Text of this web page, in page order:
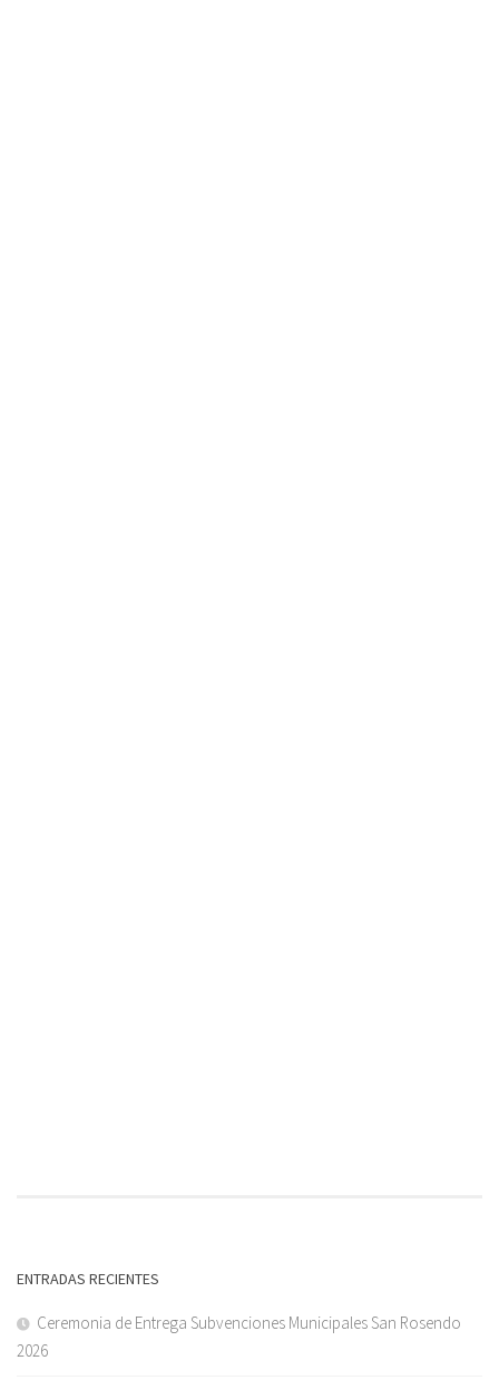
ENTRADAS RECIENTES
Ceremonia de Entrega Subvenciones Municipales San Rosendo
2026